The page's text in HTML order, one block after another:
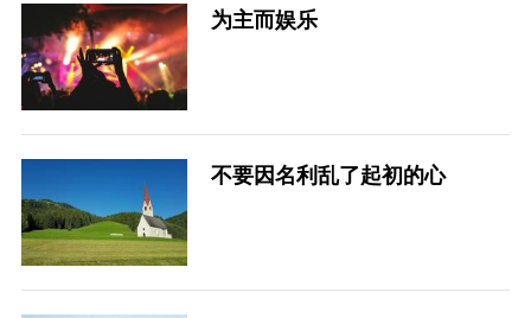
为主而娱乐
不要因名利乱了起初的心